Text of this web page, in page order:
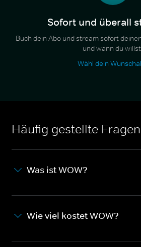
Sofort und überall
Buch dein Abo und stream sofort
und wann du
Wähl dein
Häufig gestellte Fragen
Was ist WOW?
Wie viel kostet WOW?